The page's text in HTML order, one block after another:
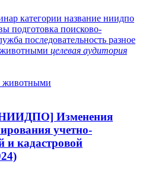
категории название ниидпо
подготовка поисково-
последовательность разное
животными целевая аудитория
животными
Изменения
учетно-
и кадастровой